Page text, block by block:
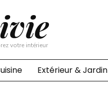
votre intérieur
Extérieur & Jardin